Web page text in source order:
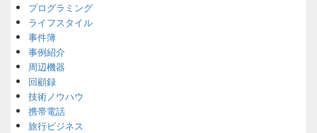
プログラミング
ライフスタイル
事件簿
事例紹介
周辺機器
回顧録
技術ノウハウ
携帯電話
旅行ビジネス